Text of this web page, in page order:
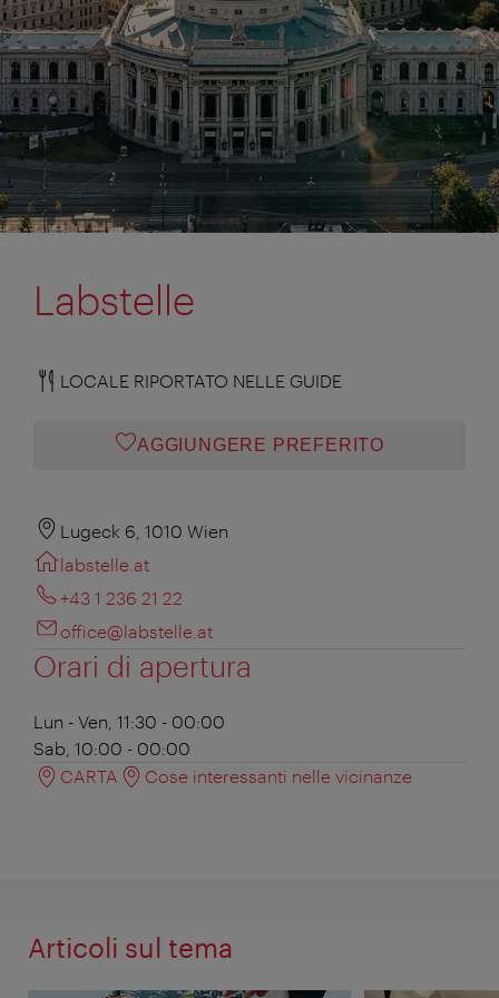
Labstelle
LOCALE RIPORTATO NELLE GUIDE
AGGIUNGERE PREFERITO
Lugeck 6, 1010 Wien
labstelle.at
+43 1 236 21 22
office@labstelle.at
Orari di apertura
Lun - Ven, 11:30 - 00:00
Sab, 10:00 - 00:00
CARTA
Cose interessanti nelle vicinanze
Articoli sul tema